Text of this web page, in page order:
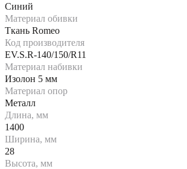
Синий
Материал обивки
Ткань Romeo
Код производителя
EV.S.R-140/150/R11
Материал набивки
Изолон 5 мм
Материал опор
Металл
Длина, мм
1400
Ширина, мм
28
Высота, мм